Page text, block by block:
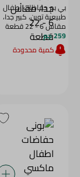
بي بم حفاظات أطفال
طبيعية توين، كبير جدا،
مقاس 6 - 22 قطعة
259 جم
كمية محدودة